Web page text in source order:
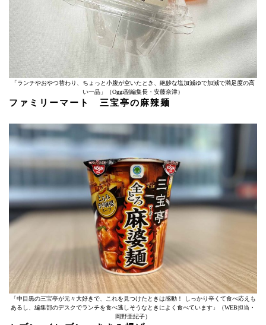
「ランチやおやつ替わり、ちょっと小腹が空いたとき、絶妙な塩加減ゆで加減で満足度の高
い一品」（Oggi副編集長・安藤奈津）
ファミリーマート 三宝亭の麻辣麺
「中目黒の三宝亭が元々大好きで、これを見つけたときは感動！ しっかり辛くて食べ応えも
あるし、編集部のデスクでランチを食べ逃しそうなときによく食べています」（WEB担当・
岡野亜紀子）